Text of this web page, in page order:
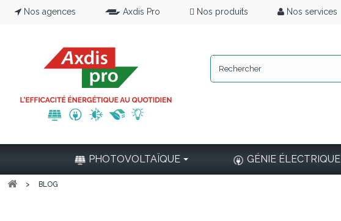
Nos agences Axdis Pro Nos produits Nos services
PHOTOVOLTAÏQUE GÉNIE ÉLECTRIQUE
> BLOG